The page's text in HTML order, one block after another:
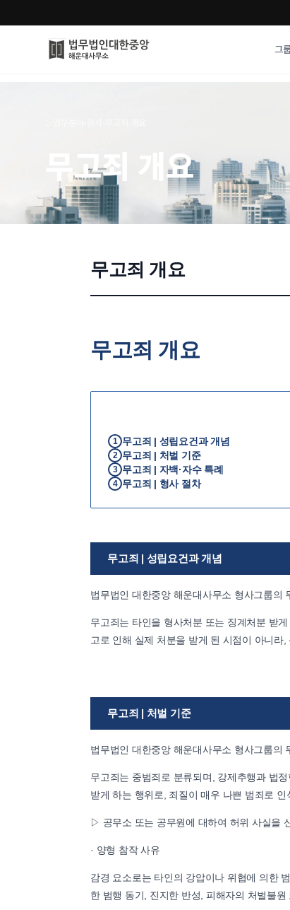
그
통합검색
사례분석
법률정보
법률지식인
무고죄 개요
무고죄 개요
무고죄 개요
1 무고죄 | 성립요건과 개념
2 무고죄 | 처벌 기준
3 무고죄 | 자백·자수 특례
4 무고죄 | 형사 절차
무고죄 | 성립요건과 개념
법무법인 대한중앙 해운대사무소 형사그룹의
무고죄는 타인을 형사처분 또는 징계처분 받
고로 인해 실제 처분을 받게 된 시점이 아니라
무고죄 | 처벌 기준
법무법인 대한중앙 해운대사무소 형사그룹의
무고죄는 중범죄로 분류되며, 강제추행과 법
받게 하는 행위로, 죄질이 매우 나쁜 범죄로
▷ 공무소 또는 공무원에 대하여 허위 사실을
· 양형 참작 사유
감경 요소로는 타인의 강압이나 위협에 의한
한 범행 동기, 진지한 반성, 피해자의 처벌불